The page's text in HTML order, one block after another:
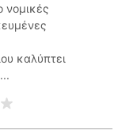
νομικές
καλύπτει